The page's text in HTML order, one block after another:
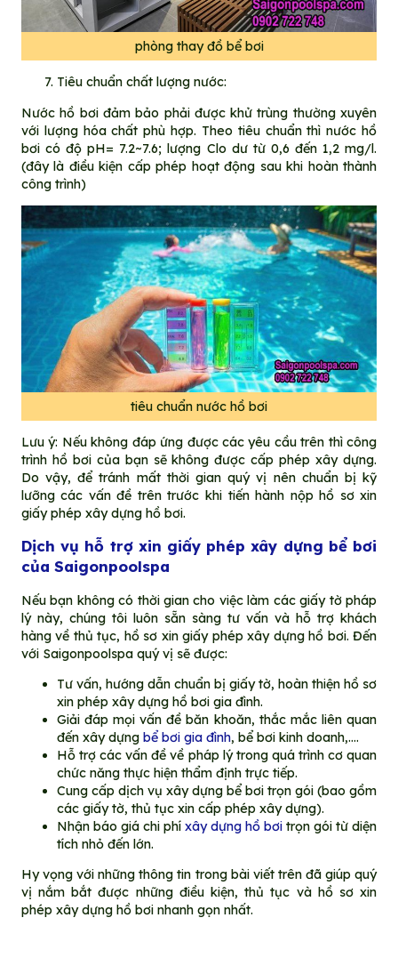
phòng thay đồ bể bơi
Tiêu chuẩn chất lượng nước:
Nước hồ bơi đảm bảo phải được khử trùng thường xuyên
với lượng hóa chất phù hợp. Theo tiêu chuẩn thì nước hồ
bơi có độ pH= 7.2~7.6; lượng Clo dư từ 0,6 đến 1,2 mg/l.
(đây là điều kiện cấp phép hoạt động sau khi hoàn thành
công trình)
tiêu chuẩn nước hồ bơi
Lưu ý: Nếu không đáp ứng được các yêu cầu trên thì công
trình hồ bơi của bạn sẽ không được cấp phép xây dựng.
Do vậy, để tránh mất thời gian quý vị nên chuẩn bị kỹ
lưỡng các vấn đề trên trước khi tiến hành nộp hồ sơ xin
giấy phép xây dựng hồ bơi.
Dịch vụ hỗ trợ xin giấy phép xây dựng bể bơi
của Saigonpoolspa
Nếu bạn không có thời gian cho việc làm các giấy tờ pháp
lý này, chúng tôi luôn sẵn sàng tư vấn và hỗ trợ khách
hàng về thủ tục, hồ sơ xin giấy phép xây dựng hồ bơi. Đến
với Saigonpoolspa quý vị sẽ được:
Tư vấn, hướng dẫn chuẩn bị giấy tờ, hoàn thiện hồ sơ
xin phép xây dựng hồ bơi gia đình.
Giải đáp mọi vấn đề băn khoăn, thắc mắc liên quan
đến xây dựng bể bơi gia đình, bể bơi kinh doanh,….
Hỗ trợ các vấn đề về pháp lý trong quá trình cơ quan
chức năng thực hiện thẩm định trực tiếp.
Cung cấp dịch vụ xây dựng bể bơi trọn gói (bao gồm
các giấy tờ, thủ tục xin cấp phép xây dựng).
Nhận báo giá chi phí xây dựng hồ bơi trọn gói từ diện
tích nhỏ đến lớn.
Hy vọng với những thông tin trong bài viết trên đã giúp quý
vị nắm bắt được những điều kiện, thủ tục và hồ sơ xin
phép xây dựng hồ bơi nhanh gọn nhất.